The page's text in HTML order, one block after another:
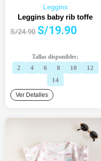
Leggins
Leggins baby rib toffe
S/24.90
El
era:
S/24.90.
S/19.90
es:
S/19.90.
Tallas disponibles:
2 4 6 8 10
12
14
Ver Detalles